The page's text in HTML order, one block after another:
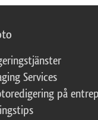
Services
på